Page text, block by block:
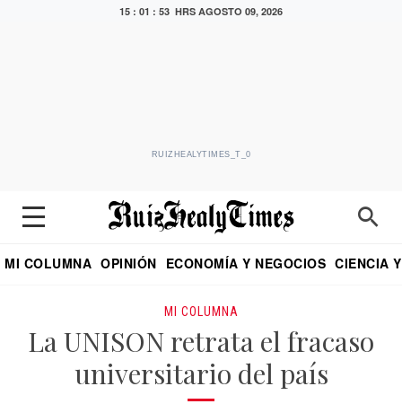
15 : 01 : 54 HRS AGOSTO 09, 2026
RUIZHEALYTIMES_T_0
MI COLUMNA OPINIÓN ECONOMÍA Y NEGOCIOS CIENCIA
MI COLUMNA
La UNISON retrata el fracaso
universitario del país